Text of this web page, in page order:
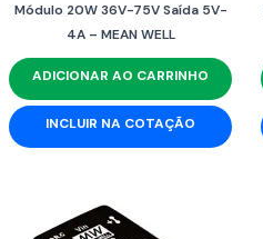
Módulo 20W 36V-75V Saída 5V-
4A – MEAN WELL
ADICIONAR AO CARRINHO
INCLUIR NA COTAÇÃO